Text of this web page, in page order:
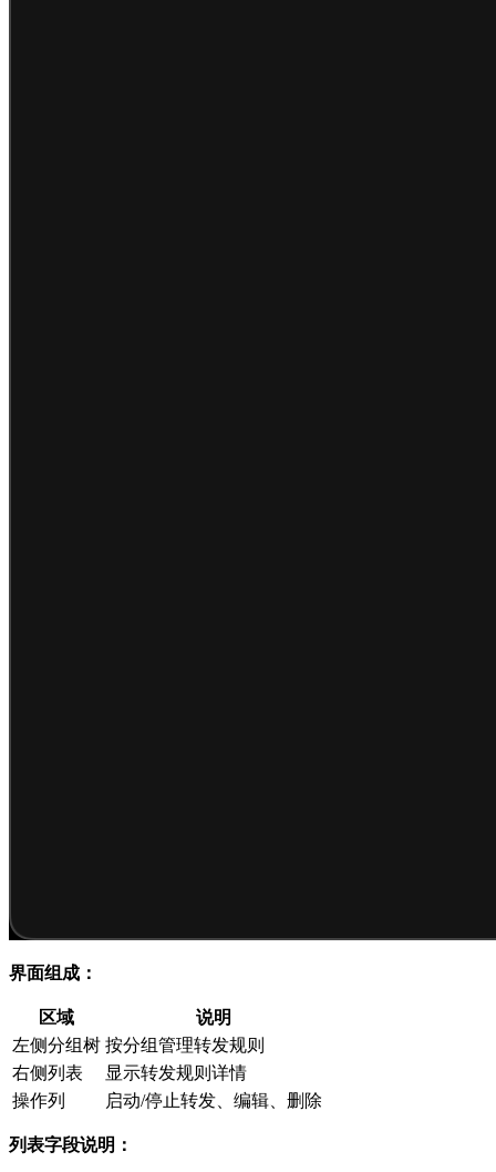
界面组成：
区域
说明
左侧分组树 按分组管理转发规则
右侧列表
显示转发规则详情
操作列
启动/停止转发、编辑、删除
列表字段说明：